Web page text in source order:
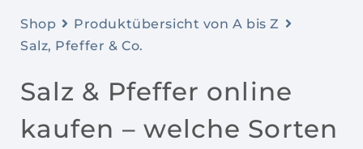
Shop
Produktübersicht von A bis Z
Salz, Pfeffer & Co.
Salz & Pfeffer online
kaufen – welche Sorten